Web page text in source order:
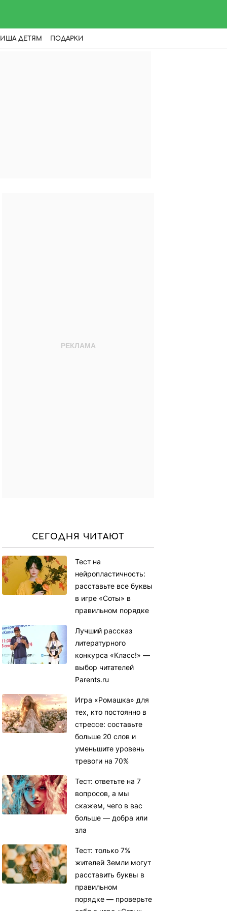
ДЕТЯМ ПОДАРКИ
СЕГОДНЯ ЧИТАЮТ
Тест на
нейропластичность:
расставьте все буквы
в игре «Соты» в
правильном порядке
Лучший рассказ
литературного
конкурса «Класс!» —
выбор читателей
Parents.ru
Игра «Ромашка» для
тех, кто постоянно в
стрессе: составьте
больше 20 слов и
уменьшите уровень
тревоги на 70%
Тест: ответьте на 7
вопросов, а мы
скажем, чего в вас
больше — добра или
зла
Тест: только 7%
жителей Земли могут
расставить буквы в
правильном
порядке — проверьте